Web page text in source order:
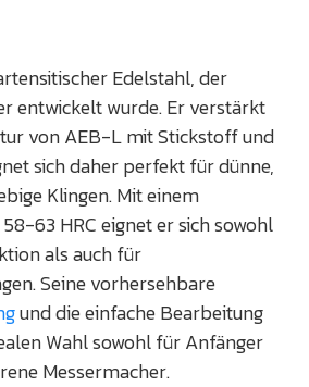
Edelstahl, der
entwickelt wurde. Er verstärkt
von AEB-L mit Stickstoff und
sich daher perfekt für dünne,
Klingen. Mit einem
63 HRC eignet er sich sowohl
als auch für
Seine vorhersehbare
und die einfache Bearbeitung
Wahl sowohl für Anfänger
Messermacher.